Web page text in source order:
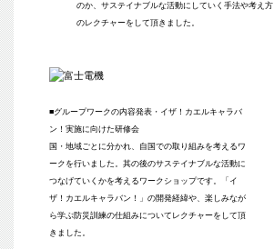
のか、サステイナブルな活動にしていく手法や考え方
のレクチャーをして頂きました。
■グループワークの内容発表・イザ！カエルキャラバ
ン！実施に向けた研修会
国・地域ごとに分かれ、自国での取り組みを考えるワ
ークを行いました。其の後のサステイナブルな活動に
つなげていくかを考えるワークショップです。「イ
ザ！カエルキャラバン！」の開発経緯や、楽しみなが
ら学ぶ防災訓練の仕組みについてレクチャーをして頂
きました。